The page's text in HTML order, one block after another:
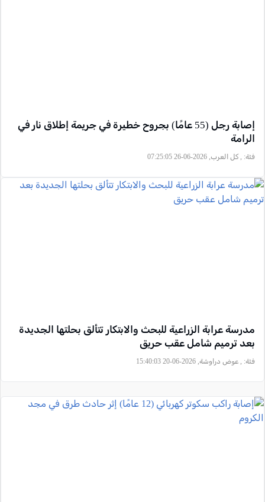
إصابة رجل (55 عامًا) بجروح خطيرة في جريمة إطلاق نار في
الرامة
فئة: , كل العرب, 2026-06-26 07:25:05
مدرسة عرابة الزراعية للبحث والابتكار تتألق بحلتها الجديدة
بعد ترميم شامل عقب حريق
فئة: , عوض دراوشة, 2026-06-20 15:40:03